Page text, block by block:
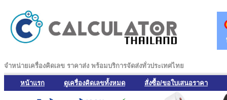
จำหน่ายเครื่องคิดเลข ราคาส่ง พร้อมบริการจัดส่งทั่วประเทศไทย
หน้าแรก ดูเครื่องคิดเลขทั้งหมด สั่งซื้อ/ขอใบเสนอราคา